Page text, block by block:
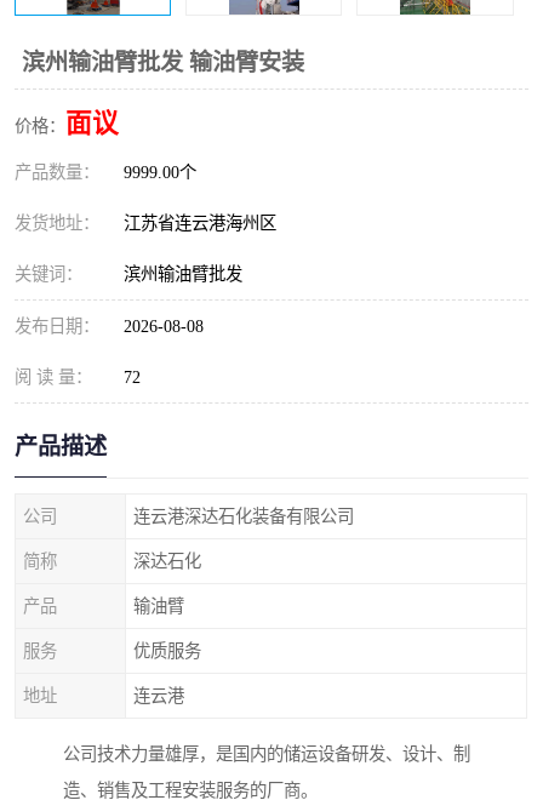
滨州输油臂批发 输油臂安装
价格： 面议
产品数量： 9999.00个
发货地址： 江苏省连云港海州区
关键词： 滨州输油臂批发
发布日期： 2026-08-08
阅 读 量： 72
产品描述
公司 连云港深达石化装备有限公司
简称 深达石化
产品 输油臂
服务 优质服务
地址 连云港
公司技术力量雄厚，是国内的储运设备研发、设计、制
造、销售及工程安装服务的厂商。